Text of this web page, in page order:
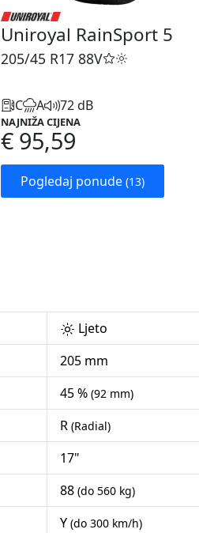
Uniroyal RainSport 5
205/45 R17 88V
C A 72 dB
NAJNIŽA CIJENA
€ 95,59
Pogledaj ponude (13)
Ljeto
205 mm
45 % (92 mm)
R (Radial)
17"
88 (do 560 kg)
Y (do 300 km/h)